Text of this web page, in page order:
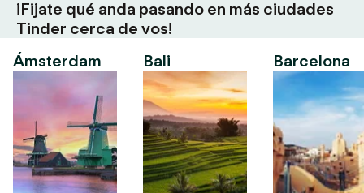
¡Fijate qué anda pasando en más ciudades
Tinder cerca de vos!
Ámsterdam
Bali Barcelona